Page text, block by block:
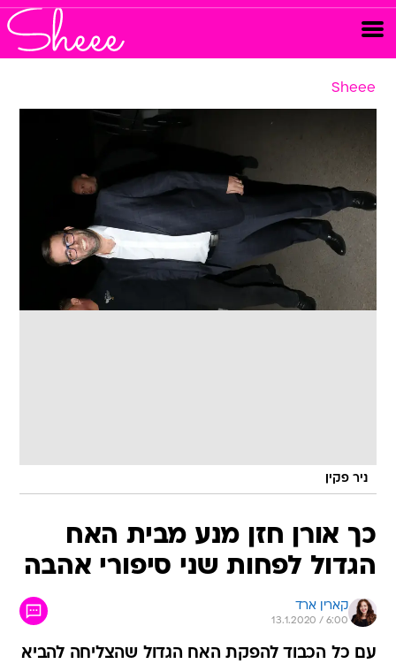
Sheee
ניר פקין
כך אורן חזן מנע מבית האח
הגדול לפחות שני סיפורי אהבה
קארין ארד
13.1.2020 / 6:00
עם כל הכבוד להפקת האח הגדול שהצליחה להביא